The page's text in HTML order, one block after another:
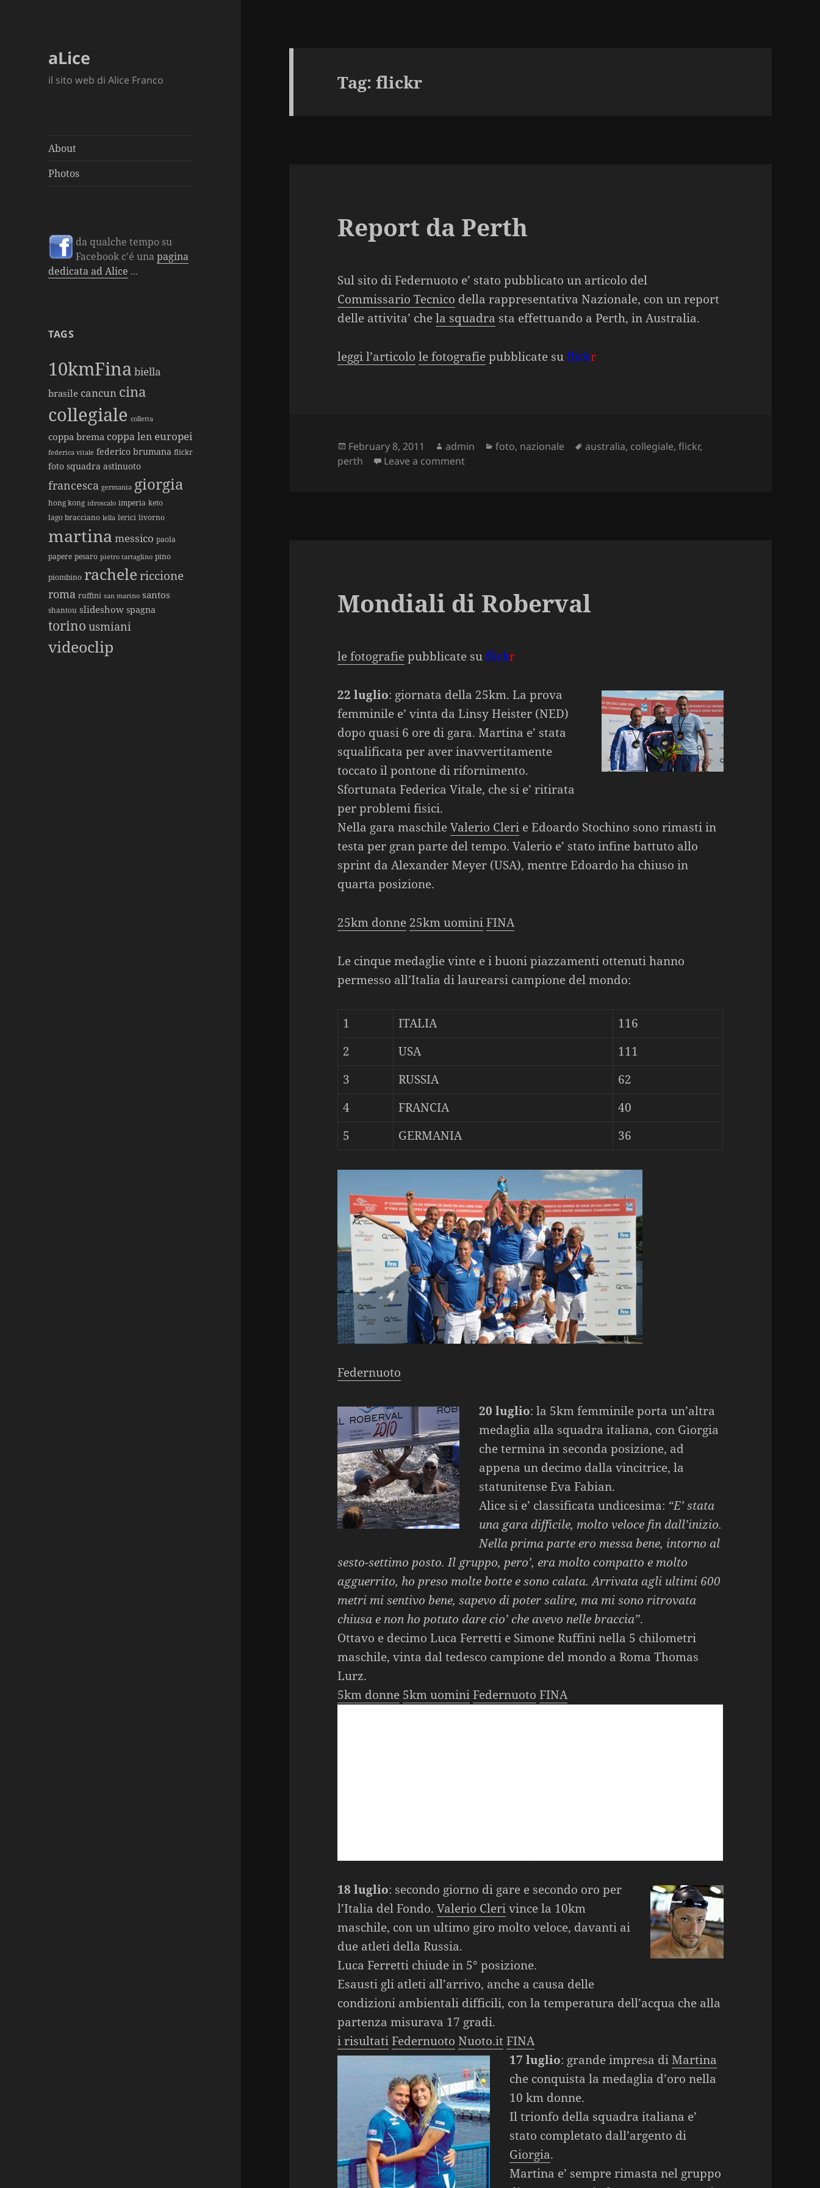
aLice
il sito web di Alice Franco
About
Photos
da qualche tempo su
Facebook c'é unapagina
dedicata ad Alice ...
TAGS
10kmFina biella
brasile cancun cina
collegiale colletta
coppa brema coppa len europei
federica vitale federico brumana flickr
foto squadra astinuoto
francesca germania giorgia
hong kong idroscalo imperia keto
lago bracciano lella lerici livorno
martina messico paola
papere pesaro pietro tartaglino pino
piombino rachelericcione
roma ruffini san marino santos
shantou slideshow spagna
torino usmiani
videoclip
Tag:flickr
Report da Perth
Sul sito di Federnuoto e’ stato pubblicato un articolo del
Commissario Tecnico della rappresentativa Nazionale, con un report
delle attivita’ chela squadra sta effettuando a Perth, in Australia.
leggi l’articolo le fotografiepubblicate suflickr
Posted
on
February 8, 2011 Author
admin Categories
foto, nazionale Tags
australia, collegiale,flickr,
perth
Leave a comment
Mondiali di Roberval
le fotografiepubblicate suflickr
22 luglio: giornata della 25km. La prova
femminile e’ vinta da Linsy Heister (NED)
dopo quasi 6 ore di gara. Martina e’ stata
squalificata per aver inavvertitamente
toccato il pontone di rifornimento.
Sfortunata Federica Vitale, che si e’ ritirata
per problemi fisici.
Nella gara maschileValerio Cleri e Edoardo Stochino sono rimasti in
testa per gran parte del tempo. Valerio e’ stato infine battuto allo
sprint da Alexander Meyer (USA), mentre Edoardo ha chiuso in
quarta posizione.
25km donne 25km uomini FINA
Le cinque medaglie vinte e i buoni piazzamenti ottenuti hanno
permesso all’Italia di laurearsi campione del mondo:
1 ITALIA
116
2
USA
111
3
RUSSIA
62
4
FRANCIA
40
5
GERMANIA 36
Federnuoto
20 luglio: la 5km femminile porta un’altra
medaglia alla squadra italiana, con Giorgia
che termina in seconda posizione, ad
appena un decimo dalla vincitrice, la
statunitense Eva Fabian.
Alice si e’ classificata undicesima: “E’ stata
una gara difficile, molto veloce fin dall’inizio.
Nella prima parte ero messa bene, intorno al
sesto-settimo posto. Il gruppo, pero’, era molto compatto e molto
agguerrito, ho preso molte botte e sono calata. Arrivata agli ultimi 600
metri mi sentivo bene, sapevo di poter salire, ma mi sono ritrovata
chiusa e non ho potuto dare cio’ che avevo nelle braccia”.
Ottavo e decimo Luca Ferretti e Simone Ruffini nella 5 chilometri
maschile, vinta dal tedesco campione del mondo a Roma Thomas
Lurz.
5km donne 5km uomini Federnuoto FINA
18 luglio: secondo giorno di gare e secondo oro per
l’Italia del Fondo.Valerio Clerivince la 10km
maschile, con un ultimo giro molto veloce, davanti ai
due atleti della Russia.
Luca Ferretti chiude in 5° posizione.
Esausti gli atleti all’arrivo, anche a causa delle
condizioni ambientali difficili, con la temperatura dell’acqua che alla
partenza misurava 17 gradi.
i risultati Federnuoto Nuoto.it FINA
17 luglio: grande impresa diMartina
che conquista la medaglia d’oro nella
10 km donne.
Il trionfo della squadra italiana e’
stato completato dall’argento di
Giorgia.
Martina e’ sempre rimasta nel gruppo